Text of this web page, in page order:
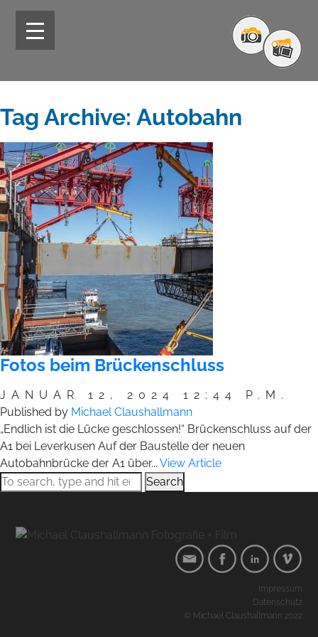
Tag Archive: Autobahn
Fotos beim Brückenschluss
JANUAR 12, 2024 12:44 P.M.
Published by Michael Claushallmann
„Endlich ist die Lücke geschlossen!“ Brückenschluss auf der
A1 bei Leverkusen Auf der Baustelle der neuen
Autobahnbrücke der A1 über... View Article
Search
Impressum
Datenschutz
© Michael Claushallmann 2022